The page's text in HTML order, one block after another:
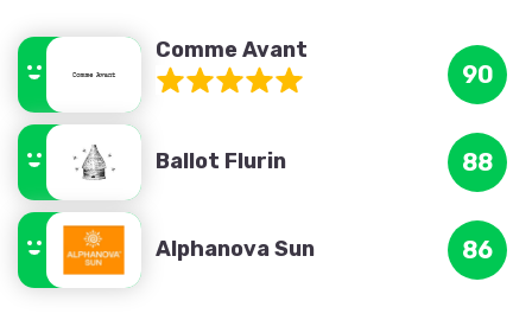
Comme Avant
90
Ballot Flurin 88
Alphanova Sun 86